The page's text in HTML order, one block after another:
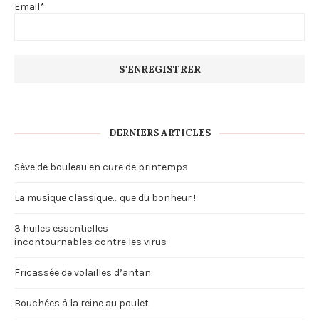
Email*
DERNIERS ARTICLES
Sève de bouleau en cure de printemps
La musique classique… que du bonheur !
3 huiles essentielles
incontournables contre les virus
Fricassée de volailles d’antan
Bouchées à la reine au poulet